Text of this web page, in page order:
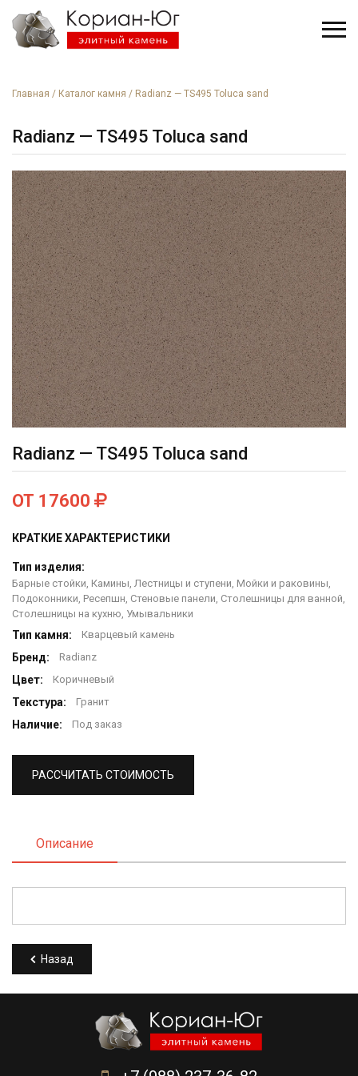
Главная / Каталог камня / Radianz — TS495 Toluca sand
Radianz — TS495 Toluca sand
Radianz — TS495 Toluca sand
ОТ 17600
КРАТКИЕ ХАРАКТЕРИСТИКИ
Тип изделия:
Барные стойки, Камины, Лестницы и ступени, Мойки и раковины,
Подоконники, Ресепшн, Стеновые панели, Столешницы для ванной,
Столешницы на кухню, Умывальники
Тип камня: Кварцевый камень
Бренд: Radianz
Цвет: Коричневый
Текстура: Гранит
Наличие: Под заказ
РАССЧИТАТЬ СТОИМОСТЬ
Описание
Назад